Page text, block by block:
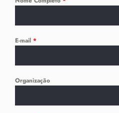
E-mail *
Organização